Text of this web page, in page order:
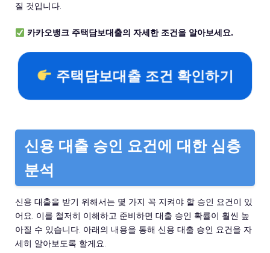
질 것입니다.
카카오뱅크 주택담보대출의 자세한 조건을 알아보세요.
주택담보대출 조건 확인하기
신용 대출 승인 요건에 대한 심층
분석
신용 대출을 받기 위해서는 몇 가지 꼭 지켜야 할 승인 요건이 있
어요. 이를 철저히 이해하고 준비하면 대출 승인 확률이 훨씬 높
아질 수 있습니다. 아래의 내용을 통해 신용 대출 승인 요건을 자
세히 알아보도록 할게요.